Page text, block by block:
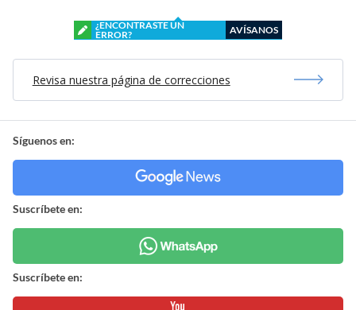
¿ENCONTRASTE UN
ERROR?
AVÍSANOS
Revisa nuestra página de correcciones
Síguenos en:
Suscríbete en:
Suscríbete en: